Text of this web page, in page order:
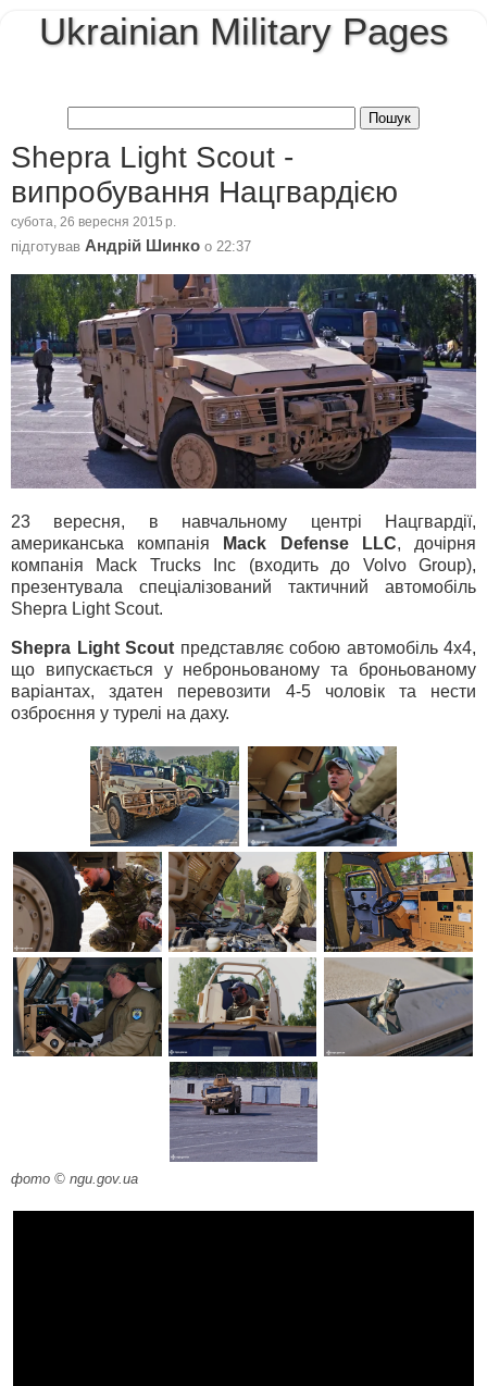
Ukrainian Military Pages
Shepra Light Scout -
випробування Нацгвардією
субота, 26 вересня 2015 р.
підготував Андрій Шинко о 22:37
23 вересня, в навчальному центрі Нацгвардії,
американська компанія
Mack Defense LLC, дочірня
компанія Mack Trucks Inc (входить до Volvo Group),
презентувала спеціалізований тактичний автомобіль
Shepra Light Scout.
Shepra Light Scout представляє собою автомобіль 4х4,
що випускається у неброньованому та броньованому
варіантах, здатен перевозити 4-5 чоловік та нести
озброєння у турелі на даху.
фото © ngu.gov.ua